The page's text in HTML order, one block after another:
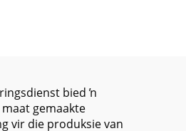
bied ŉ
gemaakte
vir die produksie van